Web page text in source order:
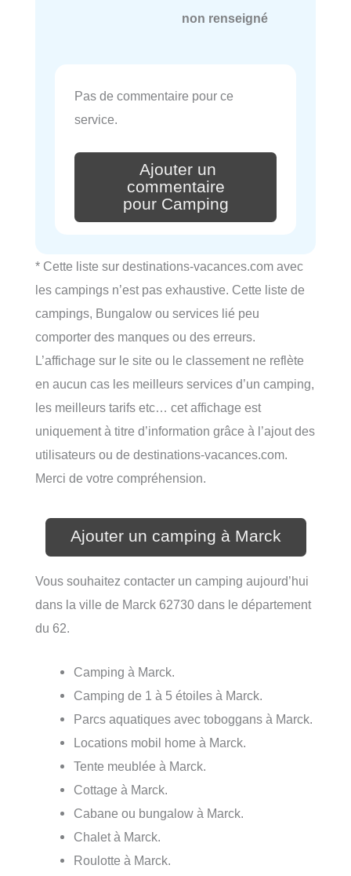
non renseigné
Pas de commentaire pour ce
service.
Ajouter un
commentaire
pour Camping
* Cette liste sur destinations-vacances.com avec
les campings n’est pas exhaustive. Cette liste de
campings, Bungalow ou services lié peu
comporter des manques ou des erreurs.
L’affichage sur le site ou le classement ne reflète
en aucun cas les meilleurs services d’un camping,
les meilleurs tarifs etc… cet affichage est
uniquement à titre d’information grâce à l’ajout des
utilisateurs ou de destinations-vacances.com.
Merci de votre compréhension.
Ajouter un camping à Marck
Vous souhaitez contacter un camping aujourd’hui
dans la ville de Marck 62730 dans le département
du 62.
Camping à Marck.
Camping de 1 à 5 étoiles à Marck.
Parcs aquatiques avec toboggans à Marck.
Locations mobil home à Marck.
Tente meublée à Marck.
Cottage à Marck.
Cabane ou bungalow à Marck.
Chalet à Marck.
Roulotte à Marck.